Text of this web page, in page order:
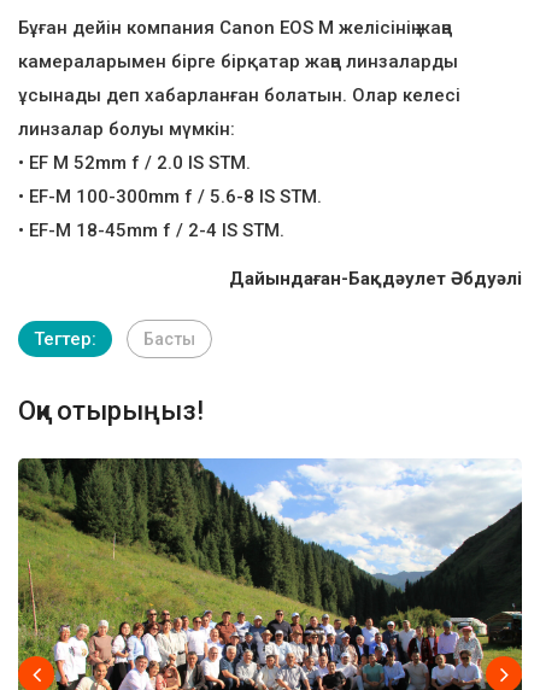
Бұған дейін компания Canon EOS M желісінің жаңа
камераларымен бірге бірқатар жаңа линзаларды
ұсынады деп хабарланған болатын. Олар келесі
линзалар болуы мүмкін:
• EF M 52mm f / 2.0 IS STM.
• EF-M 100-300mm f / 5.6-8 IS STM.
• EF-M 18-45mm f / 2-4 IS STM.
Дайындаған-Бақдәулет Әбдуәлі
Тегтер: Басты
Оқи отырыңыз!